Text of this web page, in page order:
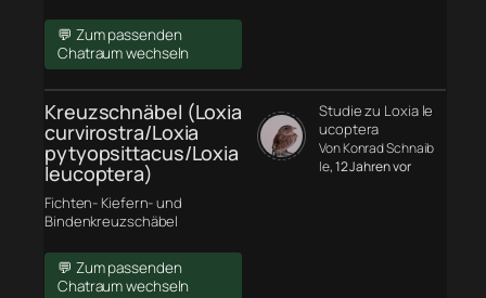
💬 Zum passenden
Chatraum wechseln
Kreuzschnäbel (Loxia
curvirostra/Loxia
pytyopsittacus/Loxia
leucoptera)
Fichten- Kiefern- und
Bindenkreuzschäbel
💬 Zum passenden
Chatraum wechseln
Studie zu Loxia le
ucoptera
Von Konrad Schnaib
le, 12 Jahren vor